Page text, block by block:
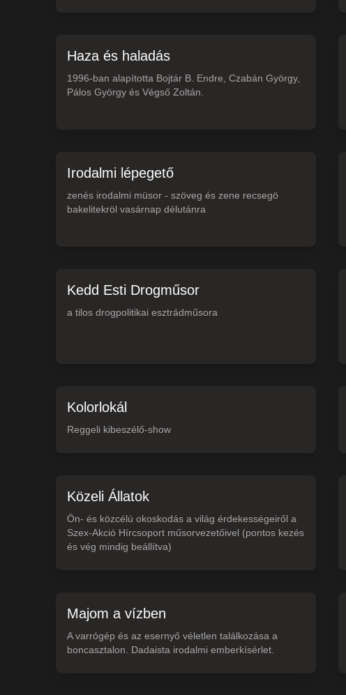
Haza és haladás
1996-ban alapította Bojtár B. Endre, Czabán György,
Pálos György és Végső Zoltán.
Irodalmi lépegető
zenés irodalmi müsor - szöveg és zene recsegö
bakelitekröl vasárnap délutánra
Kedd Esti Drogműsor
a tilos drogpolitikai esztrádműsora
Kolorlokál
Reggeli kibeszélő-show
Közeli Állatok
Ön- és közcélú okoskodás a világ érdekességeiről a
Szex-Akció Hírcsoport műsorvezetőivel (pontos kezés
és vég mindig beállítva)
Majom a vízben
A varrógép és az esernyő véletlen találkozása a
boncasztalon. Dadaista irodalmi emberkísérlet.